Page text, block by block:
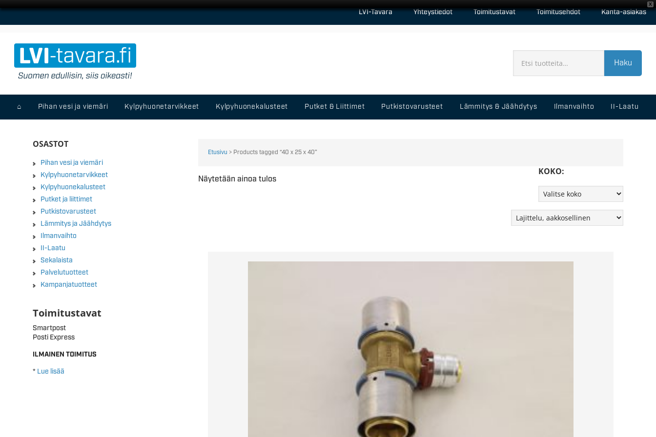
X
LVI-Tavara Yhteystiedot Toimitustavat Toimitusehdot Kanta-asiakas
Haku
⌂ Pihan vesi ja viemäri Kylpyhuonetarvikkeet Kylpyhuonekalusteet Putket & Liittimet Putkistovarusteet Lämmitys & Jäähdytys Ilmanvaihto II-Laatu
Etusivu > Products tagged “40 x 25 x 40”
KOKO:
Näytetään ainoa tulos
OSASTOT
Pihan vesi ja viemäri
Kylpyhuonetarvikkeet
Kylpyhuonekalusteet
Putket ja liittimet
Putkistovarusteet
Lämmitys ja Jäähdytys
Ilmanvaihto
II-Laatu
Sekalaista
Palvelutuotteet
Kampanjatuotteet
Toimitustavat
Smartpost
Posti Express
ILMAINEN TOIMITUS
* Lue lisää